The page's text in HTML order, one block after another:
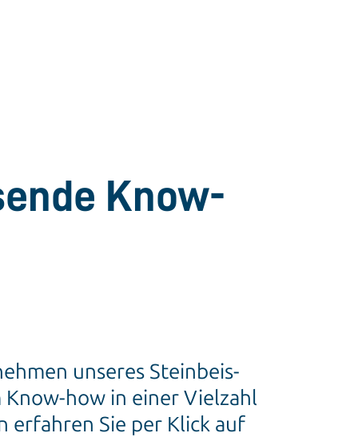
Know-
unseres Steinbeis-
how in einer Vielzahl
erfahren Sie per Klick auf